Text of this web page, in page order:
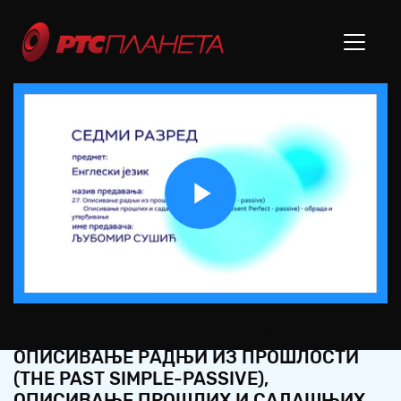
Play
Video
ОПИСИВАЊЕ РАДЊИ ИЗ ПРОШЛОСТИ
(THE PAST SIMPLE-PASSIVE),